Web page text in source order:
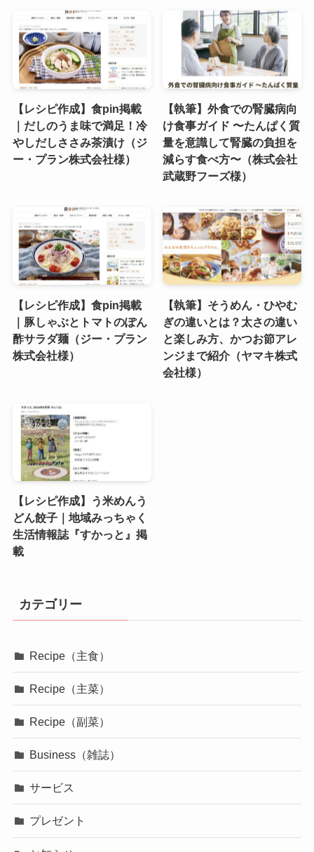
【レシピ作成】食pin掲載
｜だしのうま味で満足！冷
やしだしささみ茶漬け（ジ
ー・プラン株式会社様）
【執筆】外食での腎臓病向
け食事ガイド 〜たんぱく質
量を意識して腎臓の負担を
減らす食べ方〜（株式会社
武蔵野フーズ様）
【レシピ作成】食pin掲載
｜豚しゃぶとトマトのぽん
酢サラダ麺（ジー・プラン
株式会社様）
【執筆】そうめん・ひやむ
ぎの違いとは？太さの違い
と楽しみ方、かつお節アレ
ンジまで紹介（ヤマキ株式
会社様）
【レシピ作成】う米めんう
どん餃子｜地域みっちゃく
生活情報誌『すかっと』掲
載
カテゴリー
Recipe（主食）
Recipe（主菜）
Recipe（副菜）
Business（雑誌）
サービス
プレゼント